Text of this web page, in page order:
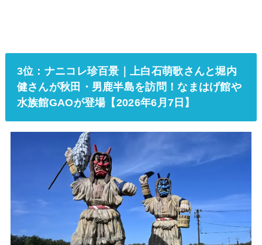
3位：ナニコレ珍百景｜上白石萌歌さんと堀内
健さんが秋田・男鹿半島を訪問！なまはげ館や
水族館GAOが登場【2026年6月7日】